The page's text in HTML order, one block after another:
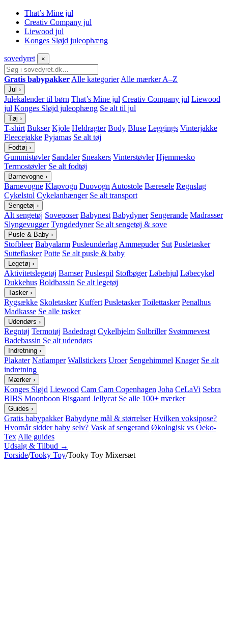
That’s Mine jul
Creativ Company jul
Liewood jul
Konges Sløjd juleophæng
sovedyret ×
Gratis babypakker Alle kategorier Alle mærker A–Z
Jul ›
Julekalender til børn That’s Mine jul Creativ Company jul Liewood
jul Konges Sløjd juleophæng Se alt til jul
Tøj ›
T-shirt Bukser Kjole Heldragter Body Bluse Leggings Vinterjakke
Fleecejakke Pyjamas Se alt tøj
Fodtøj ›
Gummistøvler Sandaler Sneakers Vinterstøvler Hjemmesko
Termostøvler Se alt fodtøj
Barnevogne ›
Barnevogne Klapvogn Duovogn Autostole Bæresele Regnslag
Cykelstol Cykelanhænger Se alt transport
Sengetøj ›
Alt sengetøj Soveposer Babynest Babydyner Sengerande Madrasser
Slyngevugger Tyngdedyner Se alt sengetøj & sove
Pusle & Baby ›
Stofbleer Babyalarm Pusleunderlag Ammepuder Sut Pusletasker
Sutteflasker Potte Se alt pusle & baby
Legetøj ›
Aktivitetslegetøj Bamser Puslespil Stofbøger Løbehjul Løbecykel
Dukkehus Boldbassin Se alt legetøj
Tasker ›
Rygsække Skoletasker Kuffert Pusletasker Toilettasker Penalhus
Madkasse Se alle tasker
Udendørs ›
Regntøj Termotøj Badedragt Cykelhjelm Solbriller Svømmevest
Badebassin Se alt udendørs
Indretning ›
Plakater Natlamper Wallstickers Uroer Sengehimmel Knager Se alt
indretning
Mærker ›
Konges Sløjd Liewood Cam Cam Copenhagen Joha CeLaVi Sebra
BIBS Moonboon Bisgaard Jellycat Se alle 100+ mærker
Guides ›
Gratis babypakker Babydyne mål & størrelser Hvilken voksipose?
Hvornår sidder baby selv? Vask af sengerand Økologisk vs Oeko-
Tex Alle guides
Udsalg & Tilbud →
Forside/Tooky Toy/Tooky Toy Mixersæt